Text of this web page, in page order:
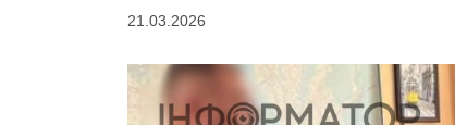
21.03.2026